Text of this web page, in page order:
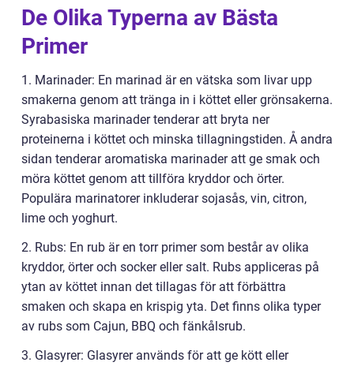
De Olika Typerna av Bästa
Primer
1. Marinader: En marinad är en vätska som livar upp
smakerna genom att tränga in i köttet eller grönsakerna.
Syrabasiska marinader tenderar att bryta ner
proteinerna i köttet och minska tillagningstiden. Å andra
sidan tenderar aromatiska marinader att ge smak och
möra köttet genom att tillföra kryddor och örter.
Populära marinatorer inkluderar sojasås, vin, citron,
lime och yoghurt.
2. Rubs: En rub är en torr primer som består av olika
kryddor, örter och socker eller salt. Rubs appliceras på
ytan av köttet innan det tillagas för att förbättra
smaken och skapa en krispig yta. Det finns olika typer
av rubs som Cajun, BBQ och fänkålsrub.
3. Glasyrer: Glasyrer används för att ge kött eller